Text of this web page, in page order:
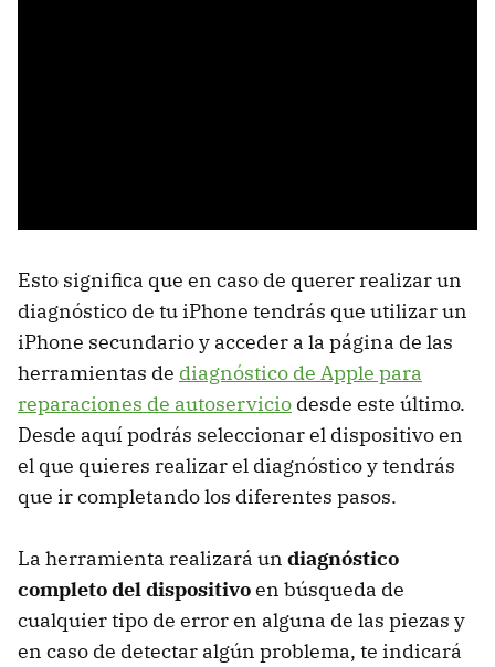
Esto significa que en caso de querer realizar un
diagnóstico de tu iPhone tendrás que utilizar un
iPhone secundario y acceder a la página de las
herramientas de diagnóstico de Apple para
reparaciones de autoservicio desde este último.
Desde aquí podrás seleccionar el dispositivo en
el que quieres realizar el diagnóstico y tendrás
que ir completando los diferentes pasos.
La herramienta realizará un diagnóstico
completo del dispositivoen búsqueda de
cualquier tipo de error en alguna de las piezas y
en caso de detectar algún problema, te indicará